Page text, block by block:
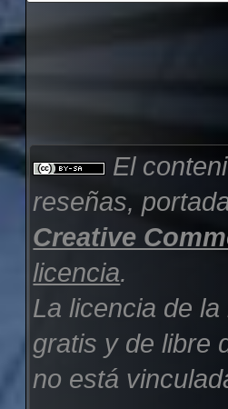
El
reseñas,
Creative
licencia.
La licencia de
gratis y de libre
no está